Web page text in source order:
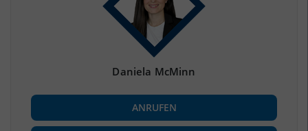
(Landkreis / Kreisfreie Stadt)
BESCHÄFTIGUNG
Beschäftigte
Daniela McMinn
ANRUFEN